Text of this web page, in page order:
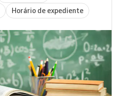
Horário de expediente